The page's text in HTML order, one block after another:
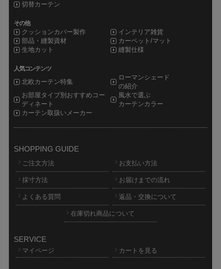
切替カーテン
その他
クッションカバー製作
インテリア雑貨
部品・縫製資材
カーペット/マット
生地カット
縫製仕様
人気コンテンツ
北欧カーテン特集
ローマンシェード
の紹介
お部屋タイプ別おすすめコー
ディネート
風水で選ぶ
カーテンカラー
カーテン取扱いメーカー
SHOPPING GUIDE
ご注文方法 お支払い方法
採寸方法 お届けまでの流れ
よくある質問 返品・交換について
在庫切れ商品について
SERVICE
マイページ カートを見る